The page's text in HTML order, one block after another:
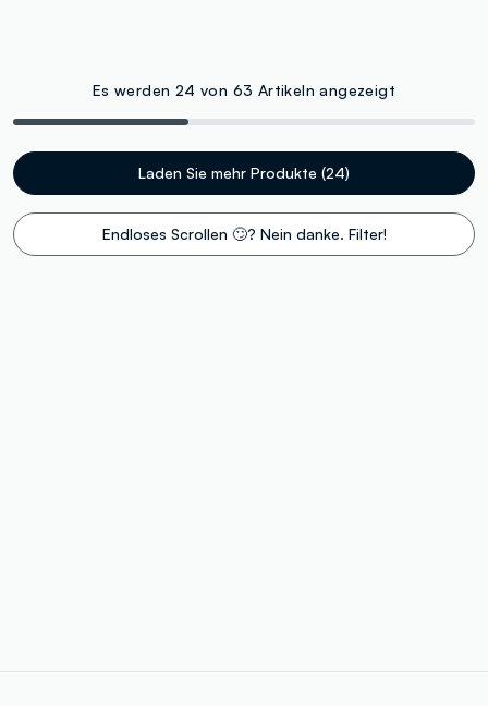
Es werden 24 von 63 Artikeln angezeigt
Laden Sie mehr Produkte (24)
Endloses Scrollen 🙄? Nein danke. Filter!